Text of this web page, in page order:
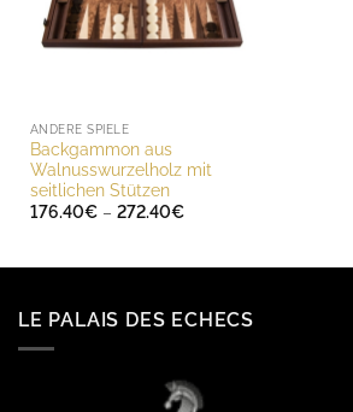
ANDERE SPIELE
Backgammon aus
Walnusswurzelholz mit
seitlichen Stützen
176.40€ – 272.40€Preisspanne:
LE PALAIS DES ECHECS